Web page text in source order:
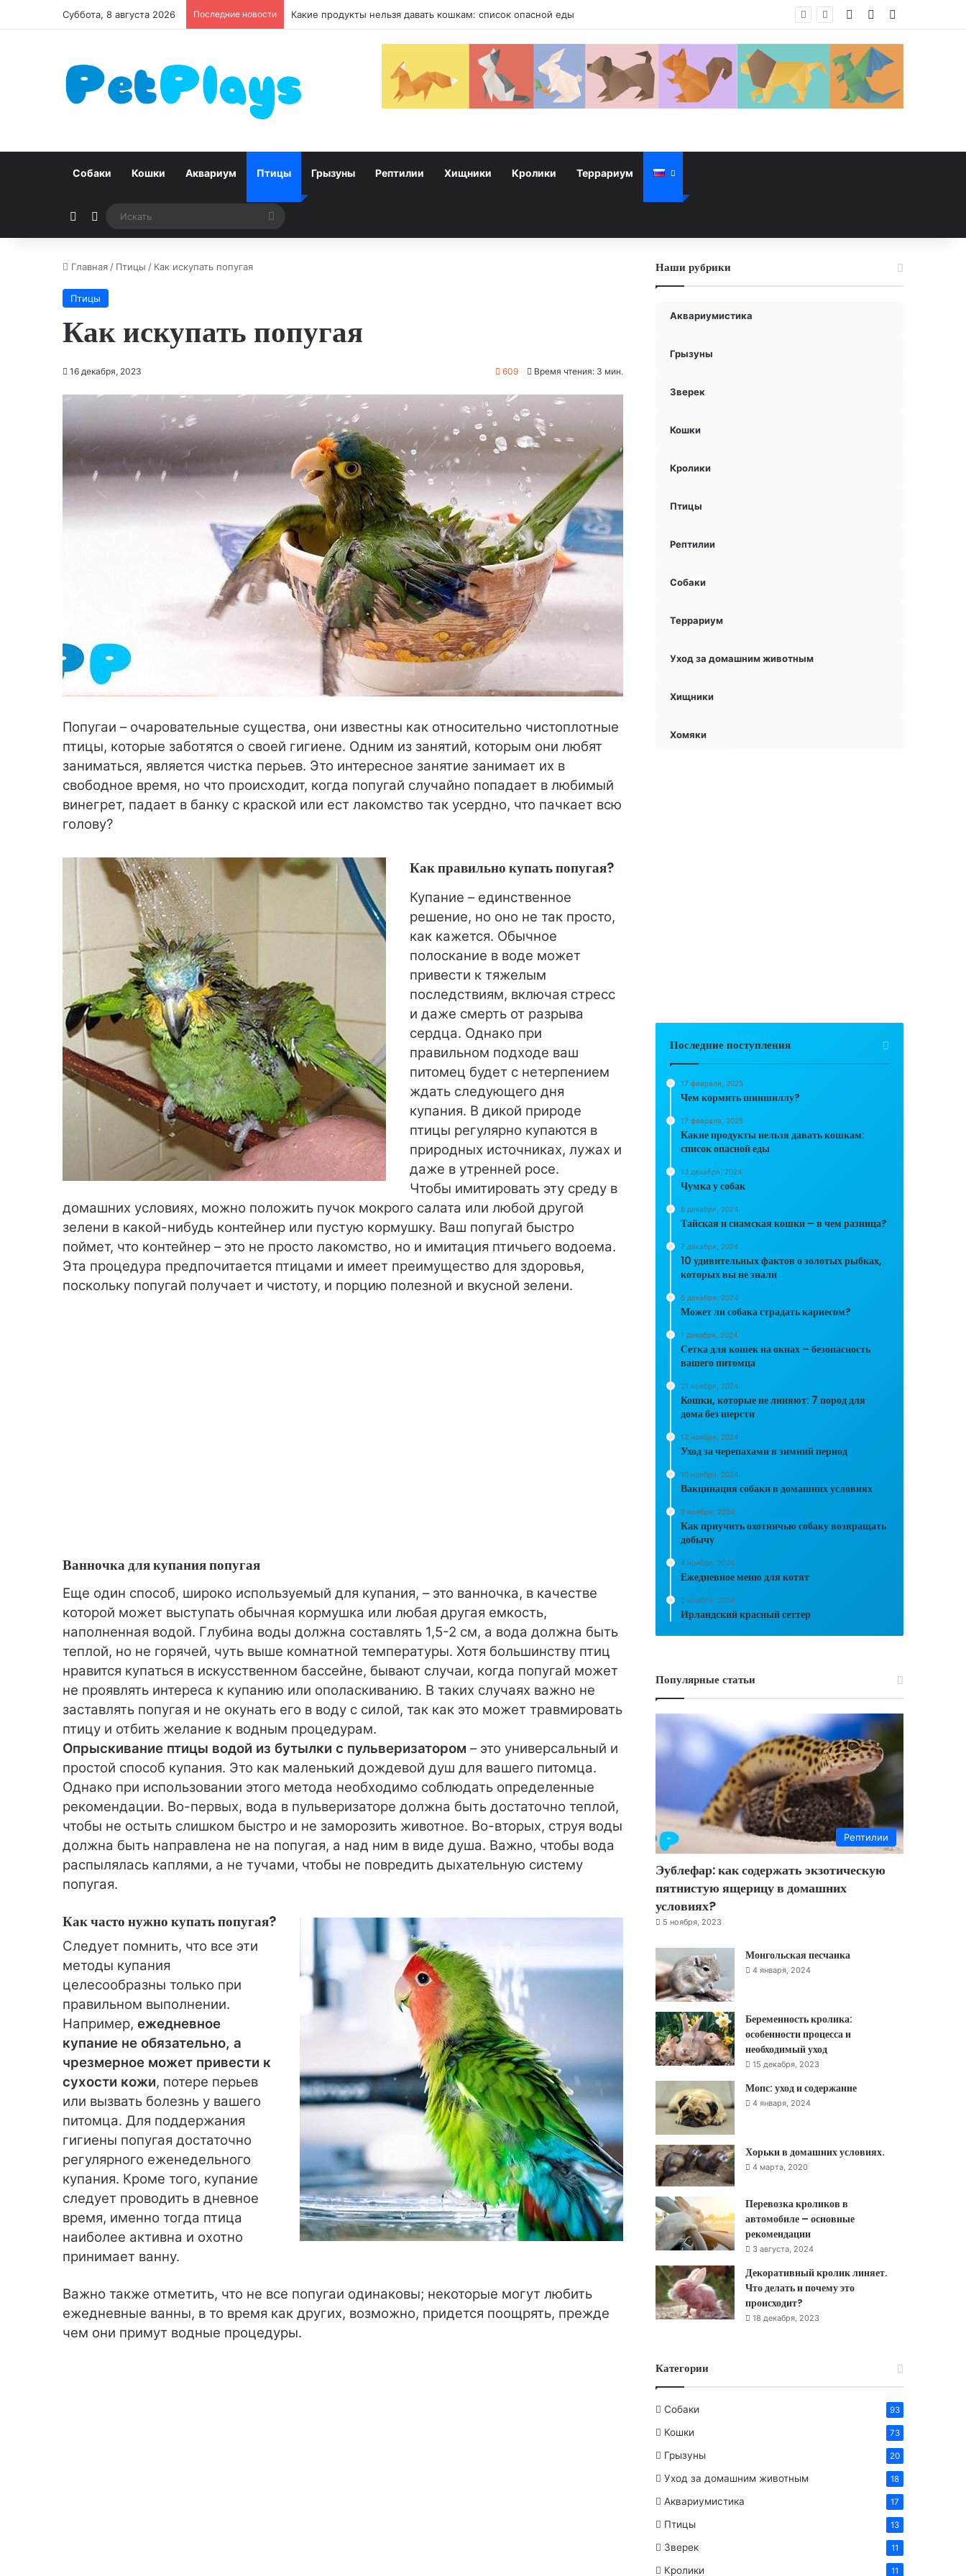
Суббота, 8 августа 2026 Последние новости Чумка у собак ВойтиСлучайная
Собаки Кошки Аквариум Птицы Грызуны Рептилии Хищники Кролики Террариум
Случайная статья
Switch skin
Главная / Птицы / Как искупать попугая
Птицы
Как искупать попугая
16 декабря, 2023 609 Время чтения: 3 мин.
Попугаи – очаровательные существа, они известны как относительно чистоплотные
птицы, которые заботятся о своей гигиене. Одним из занятий, которым они любят
заниматься, является чистка перьев. Это интересное занятие занимает их в
свободное время, но что происходит, когда попугай случайно попадает в любимый
винегрет, падает в банку с краской или ест лакомство так усердно, что пачкает всю
голову?
Как правильно купать попугая?
Купание – единственное
решение, но оно не так просто,
как кажется. Обычное
полоскание в воде может
привести к тяжелым
последствиям, включая стресс
и даже смерть от разрыва
сердца. Однако при
правильном подходе ваш
питомец будет с нетерпением
ждать следующего дня
купания. В дикой природе
птицы регулярно купаются в
природных источниках, лужах и
даже в утренней росе.
Чтобы имитировать эту среду в
домашних условиях, можно положить пучок мокрого салата или любой другой
зелени в какой-нибудь контейнер или пустую кормушку. Ваш попугай быстро
поймет, что контейнер – это не просто лакомство, но и имитация птичьего водоема.
Эта процедура предпочитается птицами и имеет преимущество для здоровья,
поскольку попугай получает и чистоту, и порцию полезной и вкусной зелени.
Ванночка для купания попугая
Еще один способ, широко используемый для купания, – это ванночка, в качестве
которой может выступать обычная кормушка или любая другая емкость,
наполненная водой. Глубина воды должна составлять 1,5-2 см, а вода должна быть
теплой, но не горячей, чуть выше комнатной температуры. Хотя большинству птиц
нравится купаться в искусственном бассейне, бывают случаи, когда попугай может
не проявлять интереса к купанию или ополаскиванию. В таких случаях важно не
заставлять попугая и не окунать его в воду с силой, так как это может травмировать
птицу и отбить желание к водным процедурам.
Опрыскивание птицы водой из бутылки с пульверизатором – это универсальный и
простой способ купания. Это как маленький дождевой душ для вашего питомца.
Однако при использовании этого метода необходимо соблюдать определенные
рекомендации. Во-первых, вода в пульверизаторе должна быть достаточно теплой,
чтобы не остыть слишком быстро и не заморозить животное. Во-вторых, струя воды
должна быть направлена не на попугая, а над ним в виде душа. Важно, чтобы вода
распылялась каплями, а не тучами, чтобы не повредить дыхательную систему
попугая.
Как часто нужно купать попугая?
Следует помнить, что все эти
методы купания
целесообразны только при
правильном выполнении.
Например, ежедневное
купание не обязательно, а
чрезмерное может привести к
сухости кожи, потере перьев
или вызвать болезнь у вашего
питомца. Для поддержания
гигиены попугая достаточно
регулярного еженедельного
купания. Кроме того, купание
следует проводить в дневное
время, именно тогда птица
наиболее активна и охотно
принимает ванну.
Важно также отметить, что не все попугаи одинаковы; некоторые могут любить
ежедневные ванны, в то время как других, возможно, придется поощрять, прежде
чем они примут водные процедуры.
Наши рубрики
Аквариумистика
Грызуны
Зверек
Кошки
Кролики
Птицы
Рептилии
Собаки
Террариум
Уход за домашним животным
Хищники
Хомяки
Последние поступления
17 февраля, 2025
Чем кормить шиншиллу?
17 февраля, 2025
Какие продукты нельзя давать кошкам:
список опасной еды
13 декабря, 2024
Чумка у собак
8 декабря, 2024
Тайская и сиамская кошки – в чем разница?
7 декабря, 2024
10 удивительных фактов о золотых рыбках,
которых вы не знали
5 декабря, 2024
Может ли собака страдать кариесом?
1 декабря, 2024
Сетка для кошек на окнах – безопасность
вашего питомца
21 ноября, 2024
Кошки, которые не линяют: 7 пород для
дома без шерсти
13 ноября, 2024
Уход за черепахами в зимний период
10 ноября, 2024
Вакцинация собаки в домашних условиях
9 ноября, 2024
Как приучить охотничью собаку возвращать
добычу
4 ноября, 2024
Ежедневное меню для котят
2 ноября, 2024
Ирландский красный сеттер
Популярные статьи
Рептилии
Эублефар: как содержать экзотическую
пятнистую ящерицу в домашних
условиях?
5 ноября, 2023
Монгольская песчанка
4 января, 2024
Беременность кролика:
особенности процесса и
необходимый уход
15 декабря, 2023
Мопс: уход и содержание
4 января, 2024
Хорьки в домашних условиях.
4 марта, 2020
Перевозка кроликов в
автомобиле – основные
рекомендации
3 августа, 2024
Декоративный кролик линяет.
Что делать и почему это
происходит?
18 декабря, 2023
Категории
Собаки 93
Кошки 73
Грызуны 20
Уход за домашним животным 18
Аквариумистика 17
Птицы 13
Зверек 11
Кролики 11